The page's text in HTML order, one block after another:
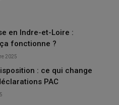
en Indre-et-Loire :
fonctionne ?
2025
: ce qui change
PAC